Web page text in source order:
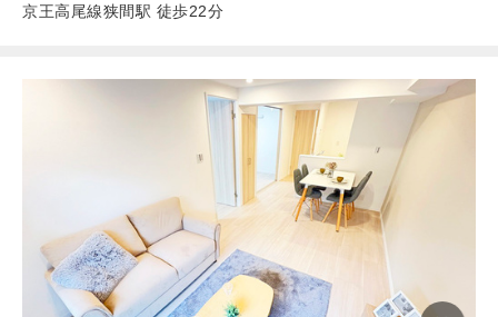
京王高尾線狭間駅 徒歩22分